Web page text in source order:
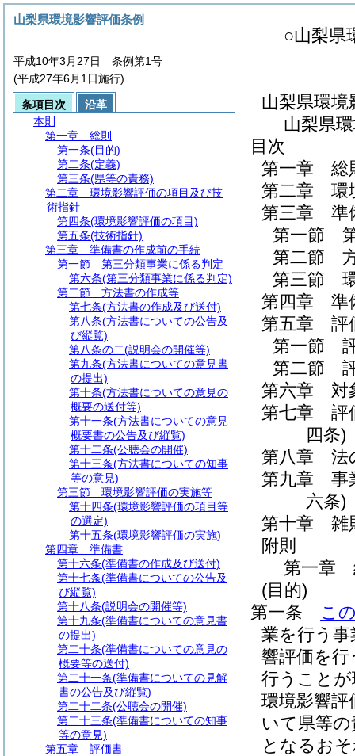
○山梨県
山梨県環
山梨県
目次
第一章
総
第二章
環
第三章
準
第一節
第二節
第三節
第四章
準
第五章
評
第一節
第二節
第六章
対
第七章
評
四条)
第八章
法
第九章
事
六条)
第十章
雑
附則
第一章
(目的)
第一条
こ
業を行う
響評価を
行うこと
環境影響
いて県等
となるお
山梨県環境影響評価条例
平成10年3月27日 条例第1号
(平成27年6月1日施行)
条項目次
沿革
本則
第一章
総則
第一条(目的)
第二条(定義)
第三条(県等の責務)
第二章
環境影響評価の項目及び技
術指針
第四条(環境影響評価の項目)
第五条(技術指針)
第三章
準備書の作成前の手続
第一節
第三分類事業に係る判定
第六条(第三分類事業に係る判定)
第二節
方法書の作成等
第七条(方法書の作成及び送付)
第八条(方法書についての公告及
び縦覧)
第八条の二(説明会の開催等)
第九条(方法書についての意見書
の提出)
第十条(方法書についての意見の
概要の送付等)
第十一条(方法書についての意見
概要書の公告及び縦覧)
第十二条(公聴会の開催)
第十三条(方法書についての知事
等の意見)
第三節
環境影響評価の実施等
第十四条(環境影響評価の項目等
の選定)
第十五条(環境影響評価の実施)
第四章
準備書
第十六条(準備書の作成及び送付)
第十七条(準備書についての公告及
び縦覧)
第十八条(説明会の開催等)
第十九条(準備書についての意見書
の提出)
第二十条(準備書についての意見の
概要等の送付)
第二十一条(準備書についての見解
書の公告及び縦覧)
第二十二条(公聴会の開催)
第二十三条(準備書についての知事
等の意見)
第五章
評価書